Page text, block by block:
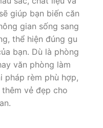
sẽ giúp bạn biến căn
gian sống sang
thể hiện đúng gu
bạn. Dù là phòng
văn phòng làm
pháp rèm phù hợp,
vẻ đẹp cho